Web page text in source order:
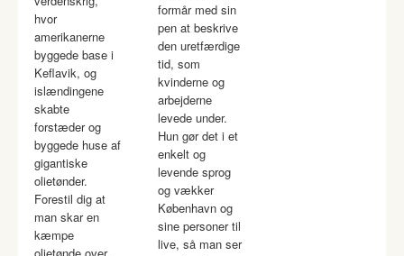
hvor
amerikanerne
byggede base i
Keflavik, og
islændingene
skabte
forstæder og
byggede huse af
gigantiske
olietønder.
Forestil dig at
man skar en
kæmpe
formår med sin
pen at beskrive
den uretfærdige
tid, som
kvinderne og
arbejderne
levede under.
Hun gør det i et
enkelt og
levende sprog
og vækker
København og
sine personer til
live, så man ser